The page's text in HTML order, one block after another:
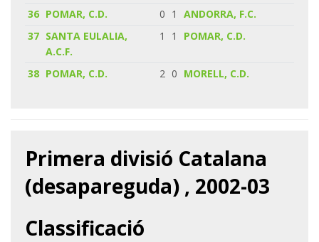
36 POMAR, C.D. 0 1
ANDORRA, F.C.
37 SANTA EULALIA,
A.C.F.
1 1 POMAR, C.D.
38 POMAR, C.D. 2 0 MORELL, C.D.
Primera divisió Catalana
(desapareguda) , 2002-03
Classificació